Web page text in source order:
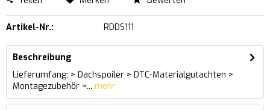
Artikel-Nr.: RDDS111
Beschreibung
Lieferumfang: > Dachspoiler > DTC-Materialgutachten >
Montagezubehör >... mehr